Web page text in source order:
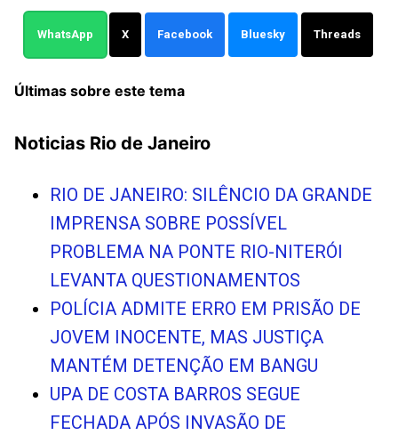
WhatsApp X Facebook Bluesky Threads
Últimas sobre este tema
Noticias Rio de Janeiro
RIO DE JANEIRO: SILÊNCIO DA GRANDE
IMPRENSA SOBRE POSSÍVEL
PROBLEMA NA PONTE RIO-NITERÓI
LEVANTA QUESTIONAMENTOS
POLÍCIA ADMITE ERRO EM PRISÃO DE
JOVEM INOCENTE, MAS JUSTIÇA
MANTÉM DETENÇÃO EM BANGU
UPA DE COSTA BARROS SEGUE
FECHADA APÓS INVASÃO DE